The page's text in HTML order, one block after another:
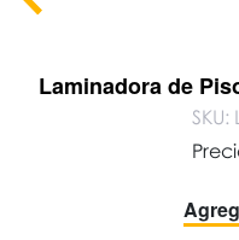
Laminadora de